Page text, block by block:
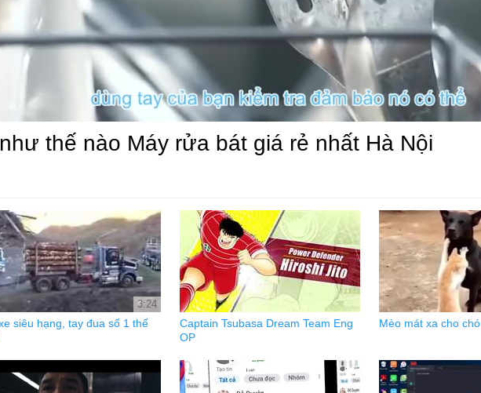
thế nào Máy rửa bát giá rẻ nhất Hà Nội
3:24
siêu hạng, tay đua số 1 thế
Captain Tsubasa Dream Team Eng
OP
Mèo mát xa cho chó